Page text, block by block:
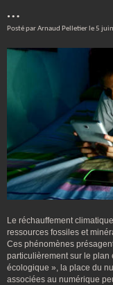
…
Posté par Arnaud Pelletier le 5
Le réchauffement
ressources fossiles et
Ces phénomènes
particulièrement sur le plan
écologique », la place du
associées au numérique